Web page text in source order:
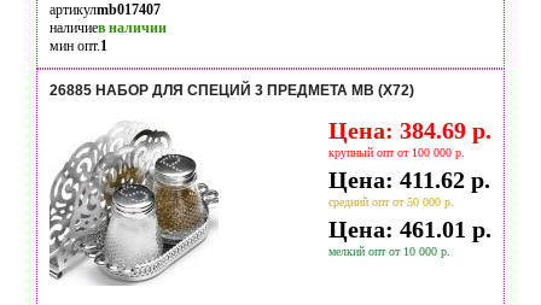
артикулmb017407
наличиев наличии
мин опт.1
26885 НАБОР ДЛЯ СПЕЦИЙ 3 ПРЕДМЕТА MB (Х72)
Цена: 384.69 р.
крупный опт от 100 000 р.
Цена: 411.62 р.
средний опт от 50 000 р.
Цена: 461.01 р.
мелкий опт от 10 000 р.